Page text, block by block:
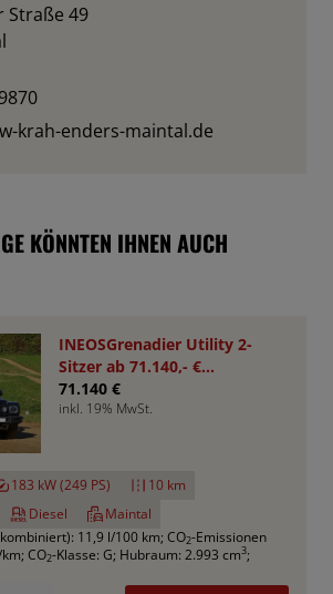
Straße 49
krah-enders-maintal.de
KÖNNTEN IHNEN AUCH
INEOSGrenadier Utility 2-
Sitzer ab 71.140,- €
*Bestellfahrzeug*
71.140 €
inkl. 19% MwSt.
183 kW (249 PS)
10 km
Diesel
Maintal
11,9 l/100 km; CO2-Emissionen
; CO2-Klasse: G; Hubraum: 2.993 cm3;